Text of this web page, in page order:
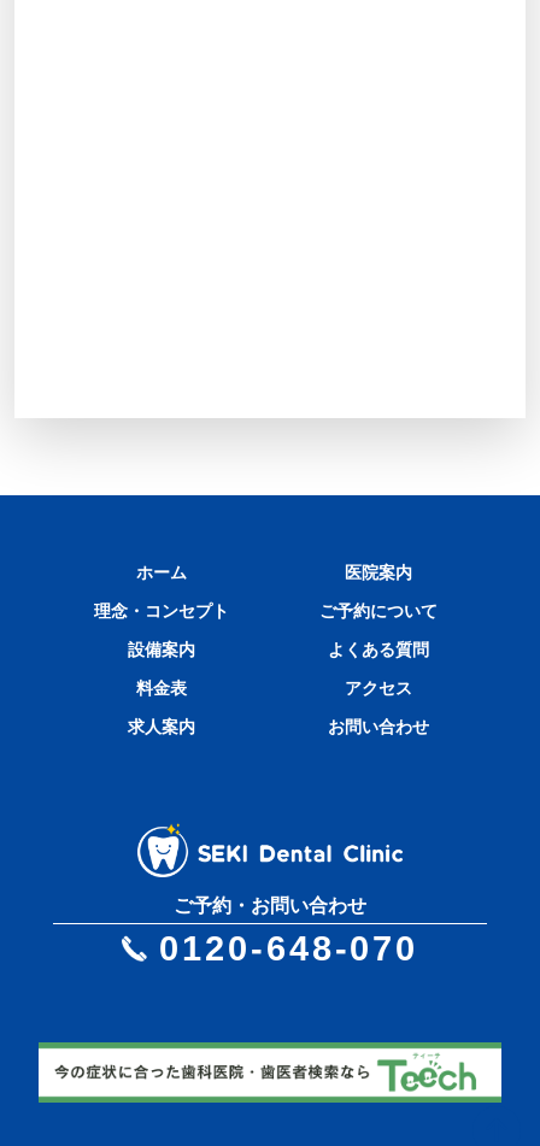
ホーム
医院案内
理念・コンセプト
ご予約について
設備案内
よくある質問
料金表
アクセス
求人案内
お問い合わせ
ご予約・お問い合わせ
0120-648-070